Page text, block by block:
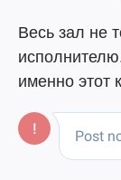
Весь зал не
именно этот